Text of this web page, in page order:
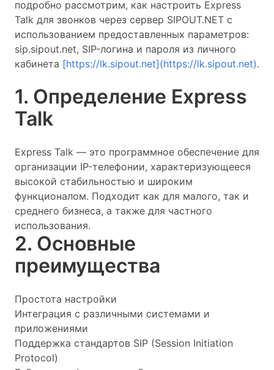
подробно рассмотрим, как настроить Express
Talk для звонков через сервер SIPOUT.NET с
использованием предоставленных параметров:
sip.sipout.net, SIP-логина и пароля из личного
кабинета [https://lk.sipout.net](https://lk.sipout.net).
1. Определение Express
Talk
Express Talk — это программное обеспечение для
организации IP-телефонии, характеризующееся
высокой стабильностью и широким
функционалом. Подходит как для малого, так и
среднего бизнеса, а также для частного
использования.
2. Основные
преимущества
Простота настройки
Интеграция с различными системами и
приложениями
Поддержка стандартов SIP (Session Initiation
Protocol)